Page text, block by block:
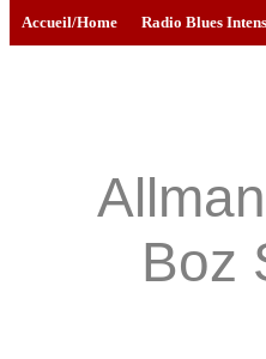
Accueil/Home Radio Blues
Boz